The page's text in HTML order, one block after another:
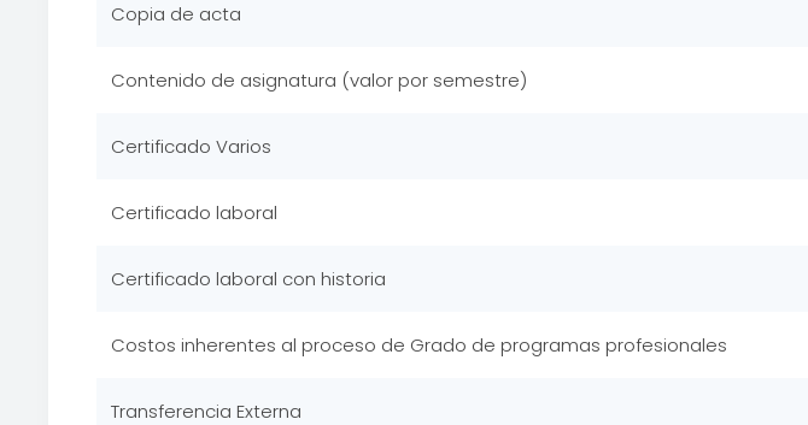
Copia de acta
Contenido de asignatura (valor por semestre)
Certificado Varios
Certificado laboral
Certificado laboral con historia
Costos inherentes al proceso de Grado de programas profesionales
Transferencia Externa